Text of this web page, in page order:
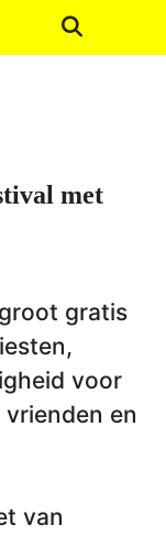
met
gratis
voor
en
van